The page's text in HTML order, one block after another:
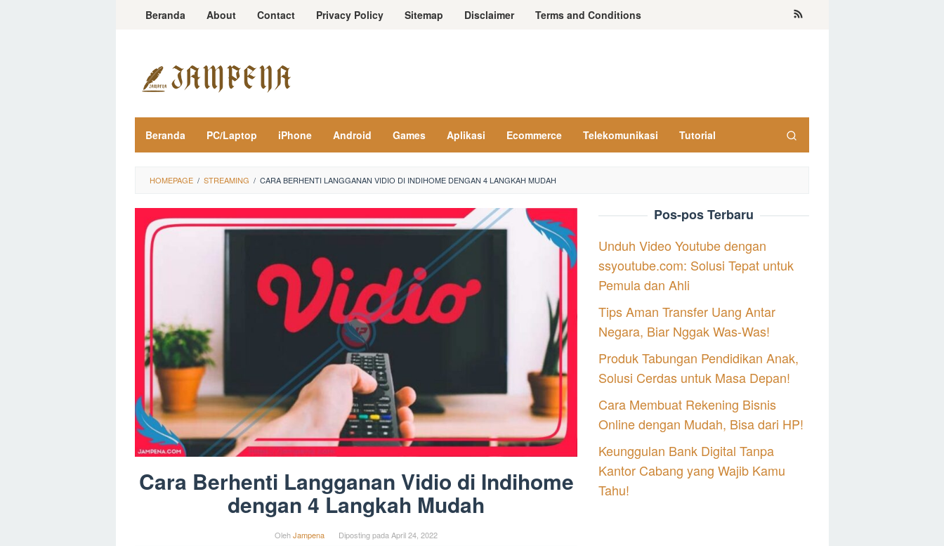
LoncatBeranda About Contact Privacy Policy Sitemap Disclaimer Terms and Conditions
Beranda PC/Laptop iPhone Android Games Aplikasi Ecommerce Telekomunikasi Tutorial
HOMEPAGE / STREAMING / CARA BERHENTI LANGGANAN VIDIO DI INDIHOME DENGAN 4 LANGKAH MUDAH
Cara Berhenti Langganan Vidio di Indihome
dengan 4 Langkah Mudah
OlehJampena Diposting padaApril 24, 2022
Pos-pos Terbaru
Unduh Video Youtube dengan
ssyoutube.com: Solusi Tepat untuk
Pemula dan Ahli
Tips Aman Transfer Uang Antar
Negara, Biar Nggak Was-Was!
Produk Tabungan Pendidikan Anak,
Solusi Cerdas untuk Masa Depan!
Cara Membuat Rekening Bisnis
Online dengan Mudah, Bisa dari HP!
Keunggulan Bank Digital Tanpa
Kantor Cabang yang Wajib Kamu
Tahu!